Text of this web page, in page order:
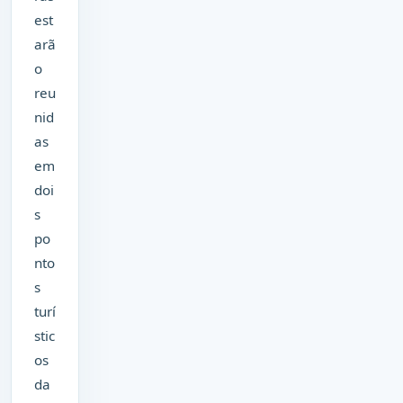
est
arã
o
reu
nid
as
em
doi
s
po
nto
s
turí
stic
os
da